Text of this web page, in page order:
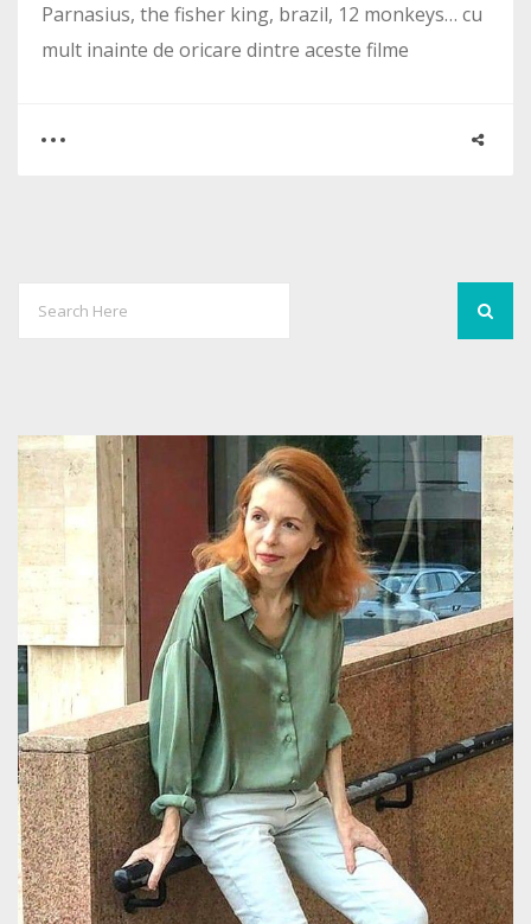
Parnasius, the fisher king, brazil, 12 monkeys… cu
mult inainte de oricare dintre aceste filme